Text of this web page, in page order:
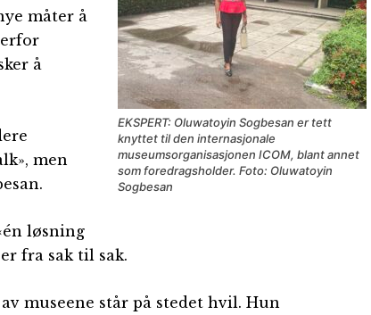
EKSPERT: Oluwatoyin Sogbesan er tett
knyttet til den internasjonale
museumsorganisasjonen ICOM, blant annet
som foredragsholder. Foto: Oluwatoyin
Sogbesan
måter å
å
men
løsning
fra sak til sak.
museene står på stedet hvil. Hun